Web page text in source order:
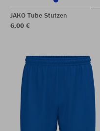
JAKO Tube Stutzen
6,00 €